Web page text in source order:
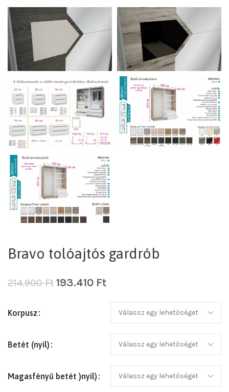
Bravo tolóajtós gardrób
214.900Ft 193.410 Ft
Korpusz
Betét (nyíl)
Magasfényű betét )nyíl)